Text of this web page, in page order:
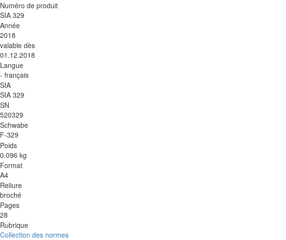
Numéro de produit
SIA 329
Année
2018
valable dès
01.12.2018
Langue
- français
SIA
SIA 329
SN
520329
Schwabe
F-329
Poids
0.096 kg
Format
A4
Reliure
broché
Pages
28
Rubrique
Collection des normes